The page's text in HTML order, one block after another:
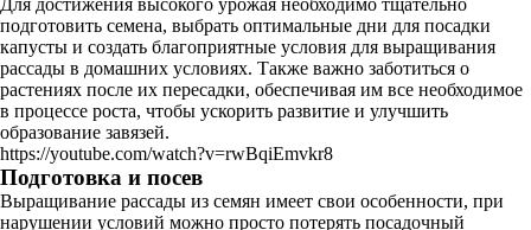
Для достижения высокого урожая необходимо тщательно
подготовить семена, выбрать оптимальные дни для посадки
капусты и создать благоприятные условия для выращивания
рассады в домашних условиях. Также важно заботиться о
растениях после их пересадки, обеспечивая им все необходимое
в процессе роста, чтобы ускорить развитие и улучшить
образование завязей.
https://youtube.com/watch?v=rwBqiEmvkr8
Подготовка и посев
Выращивание рассады из семян имеет свои особенности, при
нарушении условий можно просто потерять посадочный